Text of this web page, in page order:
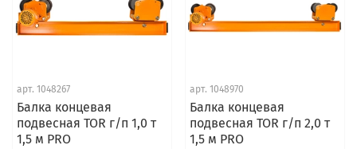
арт. 1048267
Балка концевая
подвесная TOR г/п 1,0 т
1,5 м PRO
арт. 1048970
Балка концевая
подвесная TOR г/п 2,0 т
1,5 м PRO